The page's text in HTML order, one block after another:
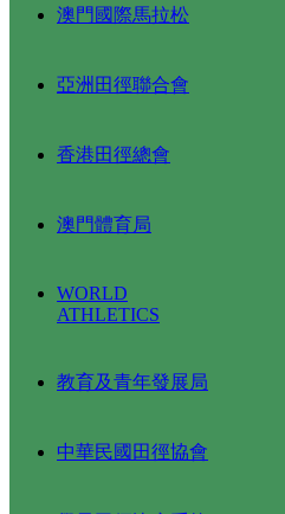
澳門國際馬拉松
亞洲田徑聯合會
香港田徑總會
澳門體育局
WORLD
ATHLETICS
教育及青年發展局
中華民國田徑協會